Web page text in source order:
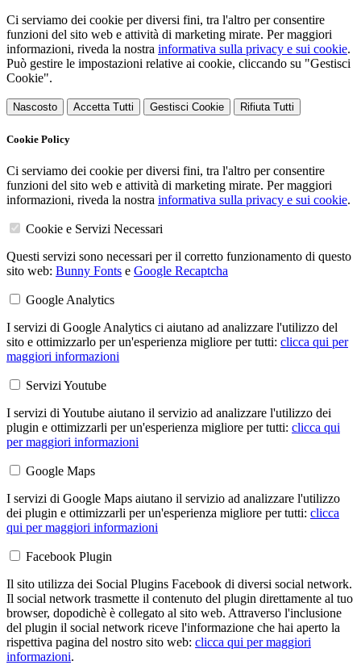
Ci serviamo dei cookie per diversi fini, tra l'altro per consentire
funzioni del sito web e attività di marketing mirate. Per maggiori
informazioni, riveda la nostra informativa sulla privacy e sui cookie.
Può gestire le impostazioni relative ai cookie, cliccando su "Gestisci
Cookie".
Nascosto Accetta Tutti Gestisci Cookie Rifiuta Tutti
Cookie Policy
Ci serviamo dei cookie per diversi fini, tra l'altro per consentire
funzioni del sito web e attività di marketing mirate. Per maggiori
informazioni, riveda la nostra informativa sulla privacy e sui cookie.
Cookie e Servizi Necessari
Questi servizi sono necessari per il corretto funzionamento di questo
sito web: Bunny Fonts e Google Recaptcha
Google Analytics
I servizi di Google Analytics ci aiutano ad analizzare l'utilizzo del
sito e ottimizzarlo per un'esperienza migliore per tutti: clicca qui per
maggiori informazioni
Servizi Youtube
I servizi di Youtube aiutano il servizio ad analizzare l'utilizzo dei
plugin e ottimizzarli per un'esperienza migliore per tutti: clicca qui
per maggiori informazioni
Google Maps
I servizi di Google Maps aiutano il servizio ad analizzare l'utilizzo
dei plugin e ottimizzarli per un'esperienza migliore per tutti: clicca
qui per maggiori informazioni
Facebook Plugin
Il sito utilizza dei Social Plugins Facebook di diversi social network.
Il social network trasmette il contenuto del plugin direttamente al tuo
browser, dopodichè è collegato al sito web. Attraverso l'inclusione
del plugin il social network riceve l'informazione che hai aperto la
rispettiva pagina del nostro sito web: clicca qui per maggiori
informazioni.